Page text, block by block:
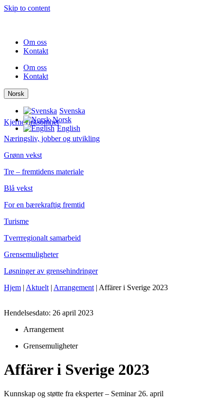
Skip to content
Om oss
Kontakt
Om oss
Kontakt
Norsk
Svenska
Norsk
English
Kjernevirksomhet
Næringsliv, jobber og utvikling
Grønn vekst
Tre – fremtidens materiale
Blå vekst
For en bærekraftig fremtid
Turisme
Tverrregionalt samarbeid
Grensemuligheter
Løsninger av grensehindringer
Hjem | Aktuelt | Arrangement | Affärer i Sverige 2023
Hendelsesdato: 26 april 2023
Arrangement
Grensemuligheter
Affärer i Sverige 2023
Kunnskap og støtte fra eksperter – Seminar 26. april